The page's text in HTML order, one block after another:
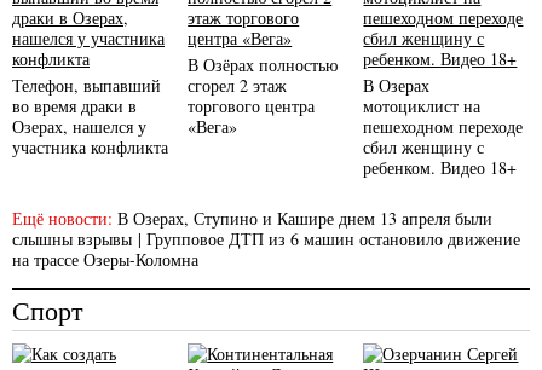
Телефон, выпавший
во время драки в
Озерах, нашелся у
участника конфликта
В Озёрах полностью
сгорел 2 этаж
торгового центра
«Вега»
В Озерах
мотоциклист на
пешеходном переходе
сбил женщину с
ребенком. Видео 18+
Ещё новости: В Озерах, Ступино и Кашире днем 13 апреля были
слышны взрывы | Групповое ДТП из 6 машин остановило движение
на трассе Озеры-Коломна
Спорт